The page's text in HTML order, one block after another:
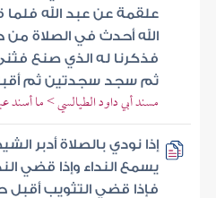
علقمة عن عبد الله
الله أحدث في الصلاة من
فذكرنا له الذي صنع
ثم سجد سجدتين ثم
مسند أبي داود الطيالسي > ما أسند
إذا نودي بالصلاة أدبر
يسمع النداء وإذا قضي
فإذا قضي التثويب أقبل